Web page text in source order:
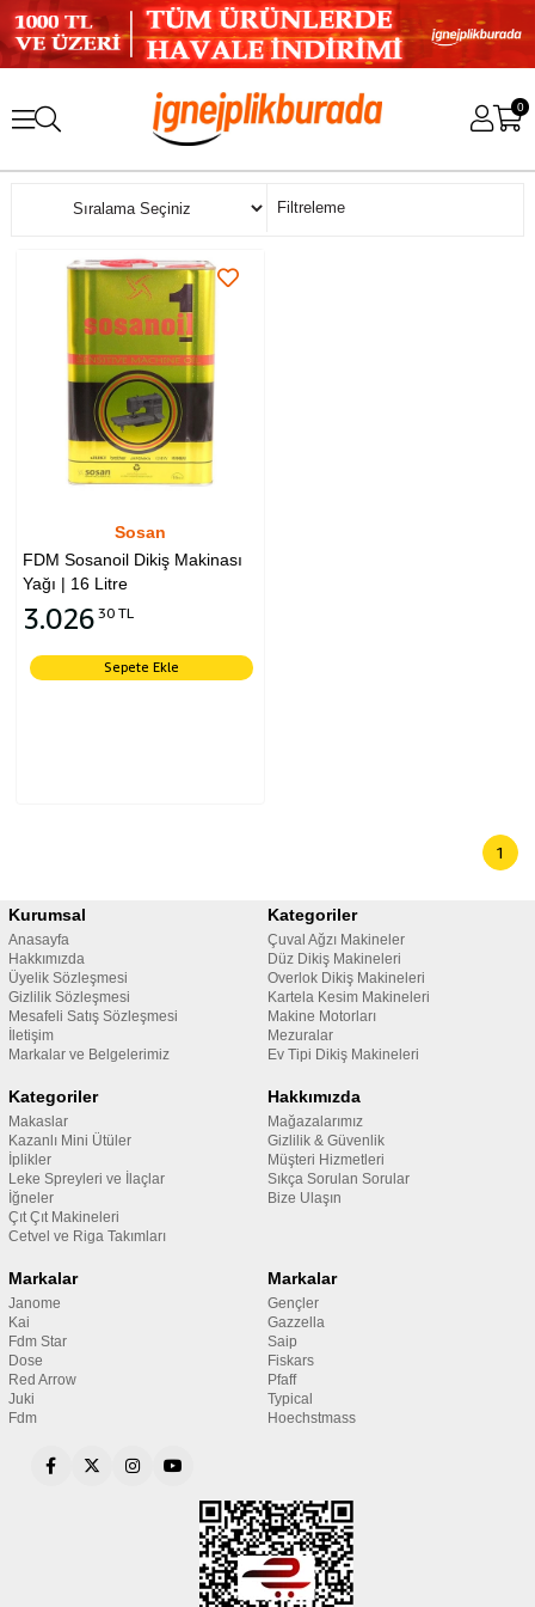
0
Filtreleme
Sıralama
Sosan
FDM Sosanoil Dikiş Makinası
Yağı | 16 Litre
3.026 30 TL
Sepete Ekle
1
Kurumsal
Anasayfa
Hakkımızda
Üyelik Sözleşmesi
Gizlilik Sözleşmesi
Mesafeli Satış Sözleşmesi
İletişim
Markalar ve Belgelerimiz
Kategoriler
Çuval Ağzı Makineler
Düz Dikiş Makineleri
Overlok Dikiş Makineleri
Kartela Kesim Makineleri
Makine Motorları
Mezuralar
Ev Tipi Dikiş Makineleri
Kategoriler
Makaslar
Kazanlı Mini Ütüler
İplikler
Leke Spreyleri ve İlaçlar
İğneler
Çıt Çıt Makineleri
Cetvel ve Riga Takımları
Hakkımızda
Mağazalarımız
Gizlilik & Güvenlik
Müşteri Hizmetleri
Sıkça Sorulan Sorular
Bize Ulaşın
Markalar
Janome
Kai
Fdm Star
Dose
Red Arrow
Juki
Fdm
Markalar
Gençler
Gazzella
Saip
Fiskars
Pfaff
Typical
Hoechstmass